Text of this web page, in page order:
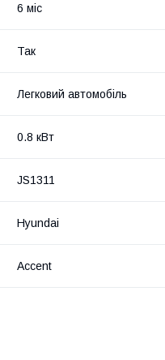
6 міс
Так
Легковий автомобіль
0.8 кВт
JS1311
Hyundai
Accent